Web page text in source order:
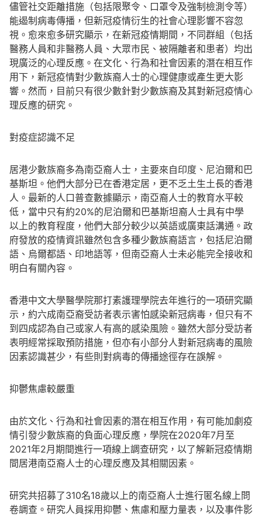
儘管社交距離措施（包括限聚令、口罩令及強制檢測令等）
能遏制病毒傳播，但新冠疫情衍生的社會心理影響不容忽
視。愈來愈多研究顯示，在新冠疫情期間，不同群組（包括
醫務人員和非醫務人員、大眾市民、被隔離者和患者）均出
現廣泛的心理反應。在文化、行為和社會因素的潛在相互作
用下，新冠疫情對少數族裔人士的心理健康或產生更大影
響。然而，目前只有很少數針對少數族裔及其對新冠疫情心
理反應的研究。
對疫症認識不足
居港少數族裔多為南亞裔人士，主要來自印度、尼泊爾和巴
基斯坦。他們大部分已在香港定居，更不乏土生土長的香港
人。最新的人口普查數據顯示，南亞裔人士的教育水平較
低，當中只有約20%的尼泊爾和巴基斯坦裔人士具有中學
以上的教育程度，他們大部分較少以英語或廣東話溝通。政
府發放的疫情資訊雖然包含多種少數族裔語言，包括尼泊爾
語、烏爾都語、印地語等，但南亞裔人士未必能完全接收和
明白有關內容。
香港中文大學醫學院那打素護理學院去年進行的一項研究顯
示，約六成南亞裔受訪者表示害怕感染新冠病毒，但只有不
到四成認為自己或家人有高的感染風險。雖然大部分受訪者
表明經常採取預防措施，但亦有小部分人對新冠病毒的風險
因素認識甚少，有些則對病毒的傳播途徑存在誤解。
抑鬱焦慮較嚴重
由於文化、行為和社會因素的潛在相互作用，有可能加劇疫
情引發少數族裔的負面心理反應，學院在2020年7月至
2021年2月期間進行一項線上調查研究，以了解新冠疫情期
間居港南亞裔人士的心理反應及其相關因素。
研究共招募了310名18歲以上的南亞裔人士進行匿名線上問
卷調查。研究人員採用抑鬱、焦慮和壓力量表，以及事件影